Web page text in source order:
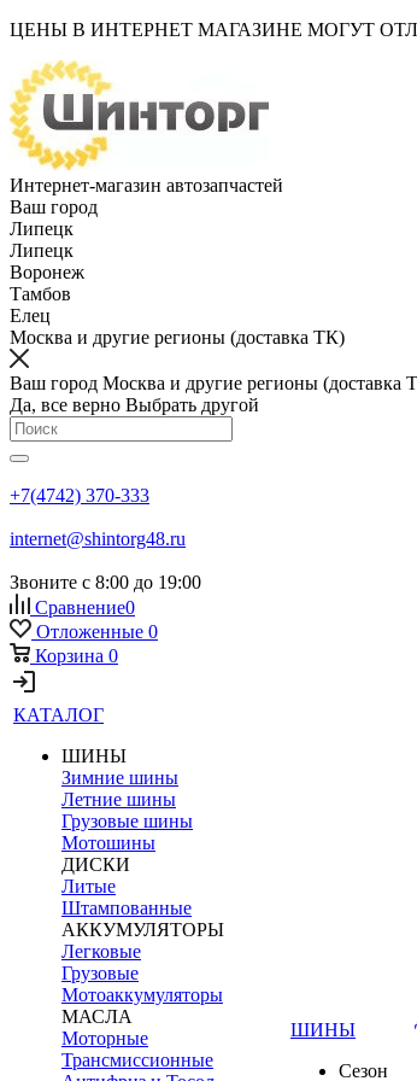
ЦЕНЫ В ИНТЕРНЕТ МАГАЗИНЕ МОГУТ
Интернет-магазин автозапчастей
Ваш город
Липецк
Липецк
Воронеж
Тамбов
Елец
Москва и другие регионы (доставка ТК)
Ваш город Москва и другие регионы (доставка
Да, все верно Выбрать другой
+7(4742) 370-333
internet@shintorg48.ru
Звоните с 8:00 до 19:00
Сравнение0
Отложенные 0
Корзина 0
КАТАЛОГ
ШИНЫ
Зимние шины
Летние шины
Грузовые шины
Мотошины
ДИСКИ
Литые
Штампованные
АККУМУЛЯТОРЫ
Легковые
Грузовые
Мотоаккумуляторы
МАСЛА
Моторные
Трансмиссионные
ШИНЫ
Сезон